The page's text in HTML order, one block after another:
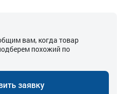
вам, когда товар
похожий по
заявку